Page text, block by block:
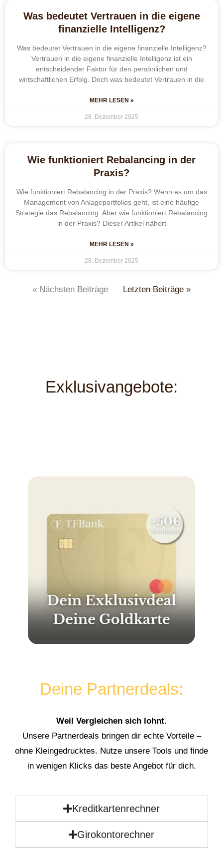
Was bedeutet Vertrauen in die eigene
finanzielle Intelligenz?
Was bedeutet Vertrauen in die eigene finanzielle Intelligenz?
Vertrauen in die eigene finanzielle Intelligenz ist ein
entscheidender Faktor für den persönlichen und
wirtschaftlichen Erfolg. Doch was bedeutet Vertrauen in die
MEHR LESEN »
28. Dezember 2025
Wie funktioniert Rebalancing in der
Praxis?
Wie funktioniert Rebalancing in der Praxis? Wenn es um das
Management von Anlageportfolios geht, ist eine häufige
Strategie das Rebalancing. Aber wie funktioniert Rebalancing
in der Praxis? Dieser Artikel nähert
MEHR LESEN »
28. Dezember 2025
« Nächsten Beiträge Letzten Beiträge »
Exklusivangebote:
Deine Partnerdeals:
Weil Vergleichen sich lohnt.
Unsere Partnerdeals bringen dir echte Vorteile –
ohne Kleingedrucktes. Nutze unsere Tools und finde
in wenigen Klicks das beste Angebot für dich.
Kreditkartenrechner
Girokontorechner